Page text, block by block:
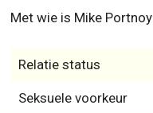
Met wie is Mike
Relatie status
Seksuele voorkeur